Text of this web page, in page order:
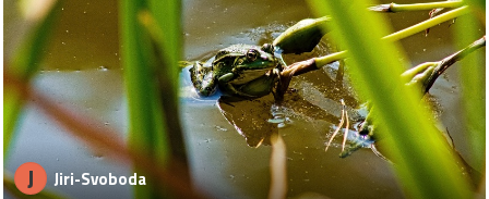
J Jiri-Svoboda